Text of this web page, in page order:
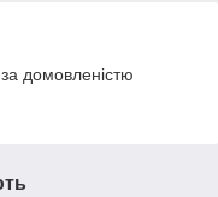
домовленістю